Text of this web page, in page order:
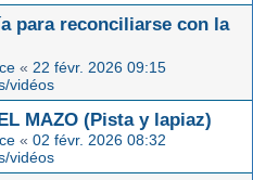
para reconciliarse con la
« 22 févr. 2026 09:15
vidéos
MAZO (Pista y lapiaz)
« 02 févr. 2026 08:32
vidéos